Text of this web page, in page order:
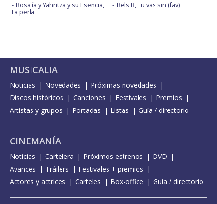
Rosalía y Yahritza y su Esencia,
La perla
Rels B, Tu vas sin (fav)
MUSICALIA
Noticias Novedades
Próximas novedades
Discos históricos
Canciones Festivales
Premios
Artistas y grupos
Portadas Listas Guía / directorio
CINEMANÍA
Noticias Cartelera Próximos estrenos
DVD
Avances
Tráilers
Festivales + premios
Actores y actrices
Carteles Box-office Guía / directorio